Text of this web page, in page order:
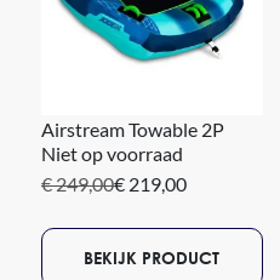
Airstream Towable 2P
Niet op voorraad
€ 249,00€ 219,00
BEKIJK PRODUCT